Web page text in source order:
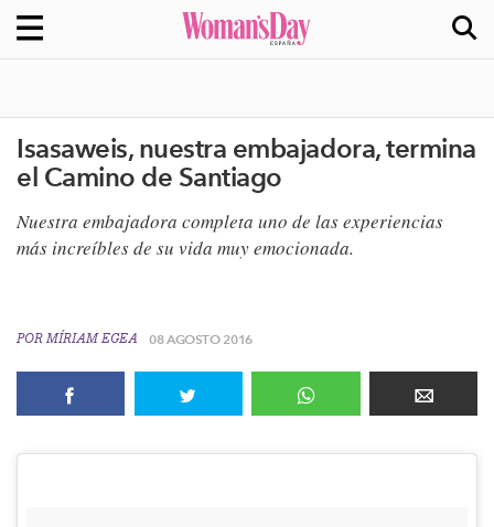
Isasaweis, nuestra embajadora, termina
el Camino de Santiago
Nuestra embajadora completa uno de las experiencias
más increíbles de su vida muy emocionada.
POR MÍRIAM EGEA 08 AGOSTO 2016